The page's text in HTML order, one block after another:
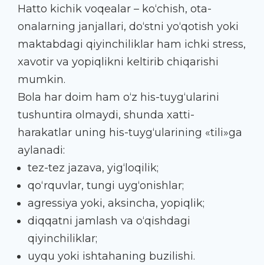
Hatto kichik voqealar – ko‘chish, ota-
onalarning janjallari, do‘stni yo‘qotish yoki
maktabdagi qiyinchiliklar ham ichki stress,
xavotir va yopiqlikni keltirib chiqarishi
mumkin.
Bola har doim ham o‘z his-tuyg‘ularini
tushuntira olmaydi, shunda xatti-
harakatlar uning his-tuyg‘ularining «tili»ga
aylanadi:
tez-tez jazava, yig‘loqilik;
qo‘rquvlar, tungi uyg‘onishlar;
agressiya yoki, aksincha, yopiqlik;
diqqatni jamlash va o‘qishdagi
qiyinchiliklar;
uyqu yoki ishtahaning buzilishi.